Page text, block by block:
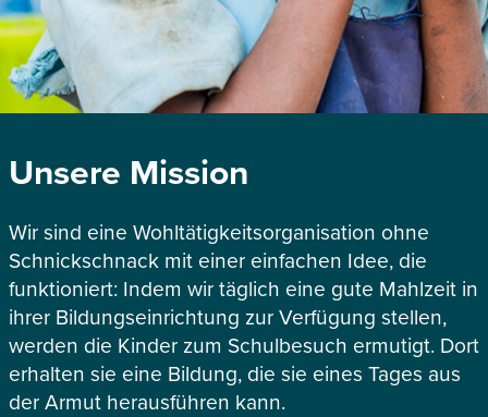
Unsere Mission
Wir sind eine Wohltätigkeitsorganisation ohne
Schnickschnack mit einer einfachen Idee, die
funktioniert: Indem wir täglich eine gute Mahlzeit in
ihrer Bildungseinrichtung zur Verfügung stellen,
werden die Kinder zum Schulbesuch ermutigt. Dort
erhalten sie eine Bildung, die sie eines Tages aus
der Armut herausführen kann.